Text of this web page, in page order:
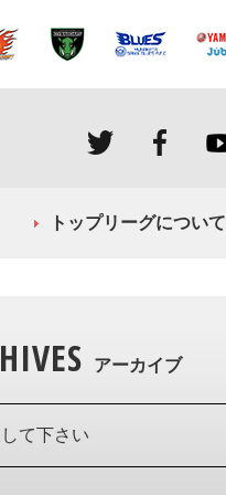
トップリーグについて
アーカイブ
て下さい